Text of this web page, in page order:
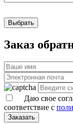
Выбрать
Заказ
Даю свое
соответствие с
Заказать